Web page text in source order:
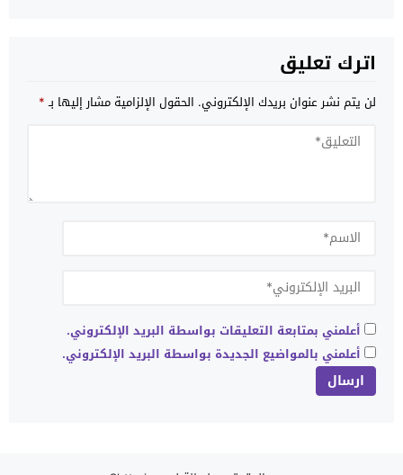
اترك تعليق
لن يتم نشر عنوان بريدك الإلكتروني. الحقول الإلزامية مشار إليها بـ*
أعلمني بمتابعة التعليقات بواسطة البريد الإلكتروني.
أعلمني بالمواضيع الجديدة بواسطة البريد الإلكتروني.